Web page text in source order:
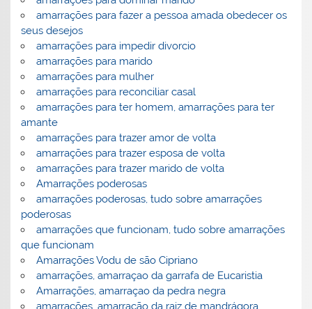
amarrações para fazer a pessoa amada obedecer os
seus desejos
amarrações para impedir divorcio
amarrações para marido
amarrações para mulher
amarrações para reconciliar casal
amarrações para ter homem, amarrações para ter
amante
amarrações para trazer amor de volta
amarrações para trazer esposa de volta
amarrações para trazer marido de volta
Amarrações poderosas
amarrações poderosas, tudo sobre amarrações
poderosas
amarrações que funcionam, tudo sobre amarrações
que funcionam
Amarrações Vodu de são Cipriano
amarrações, amarraçao da garrafa de Eucaristia
Amarrações, amarraçao da pedra negra
amarrações, amarração da raiz de mandrágora